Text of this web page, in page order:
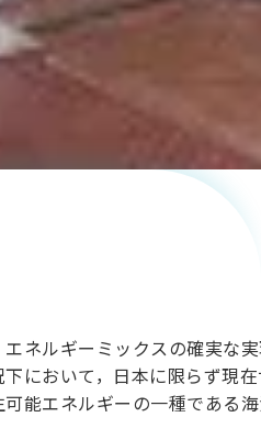
能
ギ
効
り
術
ネルギーミックスの確実な
において，日本に限らず現
能エネルギーの一種である